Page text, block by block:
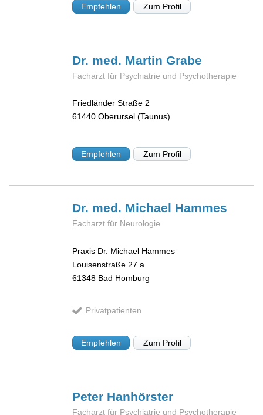
Empfehlen Zum Profil
Dr. med. MartinGrabe
Facharzt für Psychiatrie und Psychotherapie
Friedländer Straße 2
61440 Oberursel (Taunus)
Empfehlen Zum Profil
Dr. med. Michael Hammes
Facharzt für Neurologie
Praxis Dr. Michael Hammes
Louisenstraße 27 a
61348 Bad Homburg
Privatpatienten
Empfehlen Zum Profil
Peter Hanhörster
Facharzt für Psychiatrie und Psychotherapie